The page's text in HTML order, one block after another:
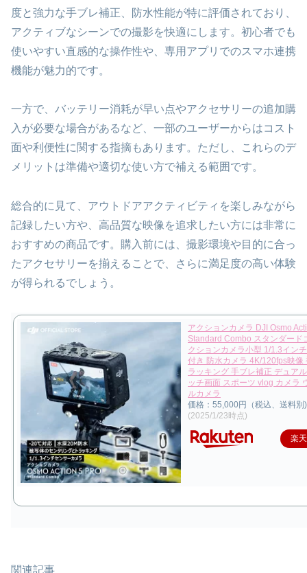
度と強力な手ブレ補正、防水性能が特に評価されており、
アクティブなシーンでの撮影を快適にします。初心者でも
使いやすい直感的な操作性や、専用アプリでのスマホ連携
機能が魅力的です。
一方で、バッテリー消耗が早い点やアクセサリーの追加購
入が必要な場合があるなど、一部のユーザーからはコスト
面や利便性に関する指摘もあります。ただし、これらのデ
メリットは準備や適切な使い方で補える範囲です。
総合的に見て、アウトドアアクティビティを楽しみながら
記録したい方や、高品質な映像を追求したい方には非常に
おすすめの商品です。購入前には、撮影環境や目的に合っ
たアクセサリーを揃えることで、さらに満足度の高い体験
が得られるでしょう。
アクションカメラ DJI Osmo
Standard Combo スタンダード
クションカメラ小型 1/1.3イン
付き 防水カメラ 4K/120fps映像
ラッキング 手ブレ補正 デュア
ッチ画面 スポーツ vlog カメラ
ルカメラ
価格：55,000円（税込、送料別)
(2025/1/23時点)
楽
関連記事